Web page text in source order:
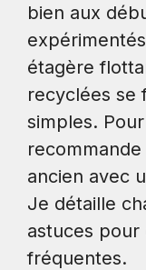
bien aux
étagère
recyclées se
simples.
ancien avec
Je détaille
astuces
fréquentes.